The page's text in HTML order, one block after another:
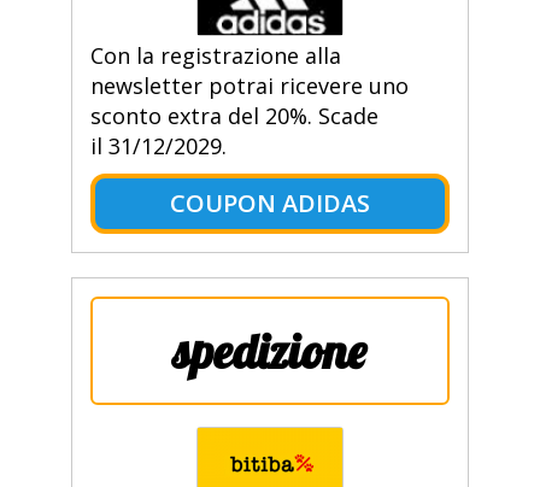
Con la registrazione alla
newsletter potrai ricevere uno
sconto extra del 20%. Scade
il 31/12/2029.
COUPON ADIDAS
spedizione